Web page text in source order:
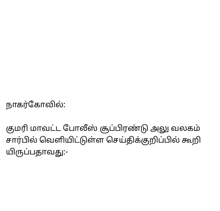
நாகர்கோவில்:
குமரி மாவட்ட போலீஸ் சூப்பிரண்டு அலு வலகம்
சார்பில் வெளியிட்டுள்ள செய்திக்குறிப்பில் கூறி
யிருப்பதாவது:-